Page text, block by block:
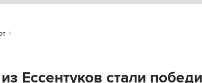
Ессентуков стали